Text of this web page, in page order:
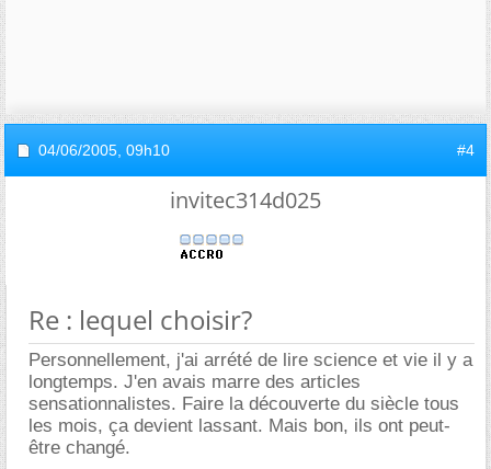
04/06/2005, 09h10 #4
invitec314d025
Re : lequel choisir?
Personnellement, j'ai arrété de lire science et vie il y a
longtemps. J'en avais marre des articles
sensationnalistes. Faire la découverte du siècle tous
les mois, ça devient lassant. Mais bon, ils ont peut-
être changé.